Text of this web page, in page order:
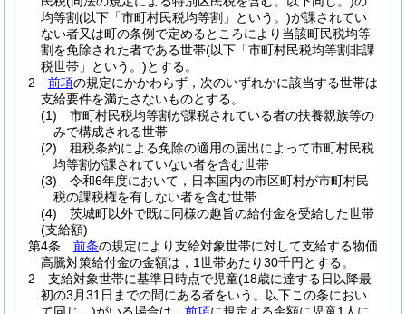
均等割(以下「市町村民税均等割」という。)が課されてい
ない者又は町の条例で定めるところにより当該町民税均等
割を免除された者である世帯(以下「市町村民税均等割非課
税世帯」という。)とする。
2
前項の規定にかかわらず，次のいずれかに該当する世帯は
支給要件を満たさないものとする。
(1)
市町村民税均等割が課税されている者の扶養親族等の
みで構成される世帯
(2)
租税条約による免除の適用の届出によって市町村民税
均等割が課されていない者を含む世帯
(3)
令和6年度において，日本国内の市区町村が市町村民
税の課税権を有しない者を含む世帯
(4)
茨城町以外で既に同様の趣旨の給付金を受給した世帯
(支給額)
第4条
前条の規定により支給対象世帯に対して支給する物価
高騰対策給付金の金額は，1世帯あたり30千円とする。
2
支給対象世帯に基準日時点で児童(18歳に達する日以降最
初の3月31日までの間にある者をいう。以下この条におい